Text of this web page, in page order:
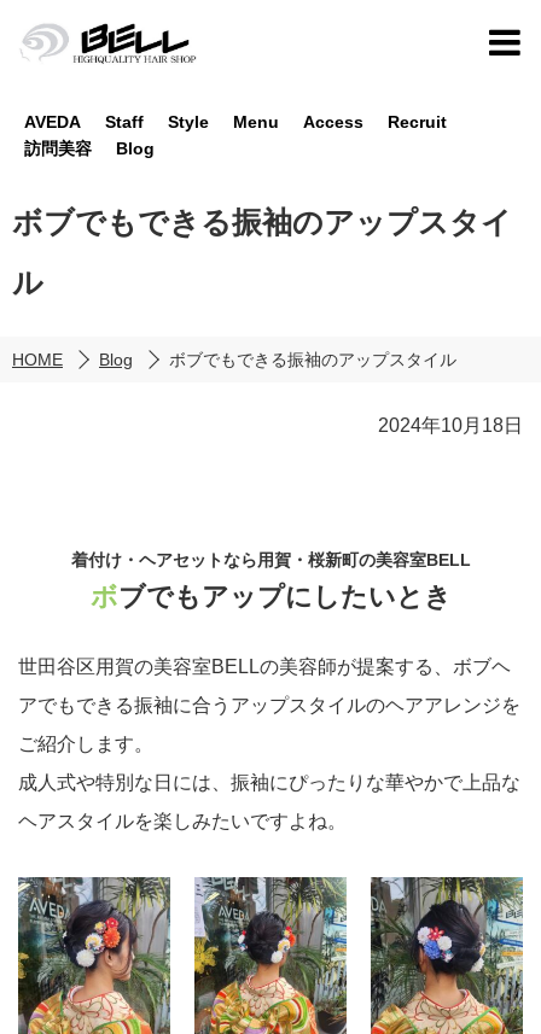
AVEDA Staff Style Menu Access
Recruit
訪問美容
Blog
ボブでもできる振袖のアップスタイ
ル
HOME Blog ボブでもできる振袖のアップスタイル
2024年10月18日
着付け・ヘアセットなら用賀・桜新町の美容室BELL
ボブでもアップにしたいとき
世田谷区用賀の美容室BELLの美容師が提案する、ボブヘ
アでもできる振袖に合うアップスタイルのヘアアレンジを
ご紹介します。
成人式や特別な日には、振袖にぴったりな華やかで上品な
ヘアスタイルを楽しみたいですよね。